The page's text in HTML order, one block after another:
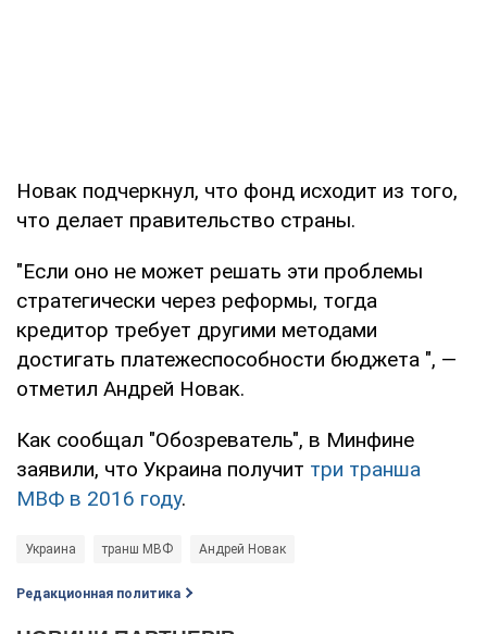
Новак подчеркнул, что фонд исходит из того,
что делает правительство страны.
"Если оно не может решать эти проблемы
стратегически через реформы, тогда
кредитор требует другими методами
достигать платежеспособности бюджета ", —
отметил Андрей Новак.
Как сообщал "Обозреватель", в Минфине
заявили, что Украина получит три транша
МВФ в 2016 году.
Украина транш МВФ Андрей Новак
Редакционная политика